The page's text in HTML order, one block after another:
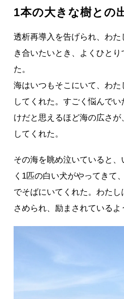
1本の大きな樹との
透析再導入を告げられ、わ
き合いたいとき、よくひと
た。
海はいつもそこにいて、わ
してくれた。すごく悩んで
けだと思えるほど海の広さ
してくれた。
その海を眺め泣いていると
く1匹の白い犬がやってきて
でそばにいてくれた。わた
さめられ、励まされているよ